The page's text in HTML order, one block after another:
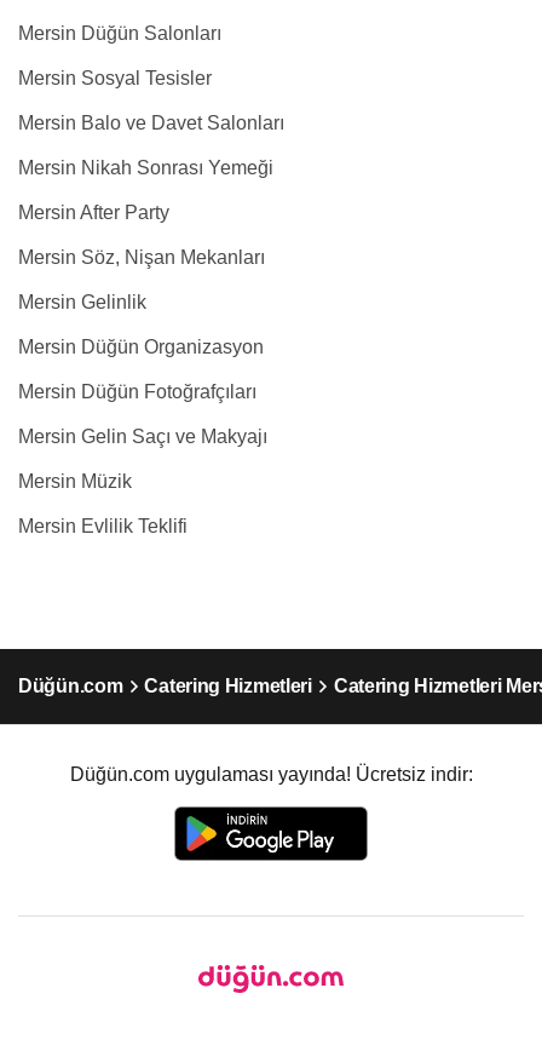
Mersin Düğün Salonları
Mersin Sosyal Tesisler
Mersin Balo ve Davet Salonları
Mersin Nikah Sonrası Yemeği
Mersin After Party
Mersin Söz, Nişan Mekanları
Mersin Gelinlik
Mersin Düğün Organizasyon
Mersin Düğün Fotoğrafçıları
Mersin Gelin Saçı ve Makyajı
Mersin Müzik
Mersin Evlilik Teklifi
Düğün.com Catering Hizmetleri Catering Hizmetleri
Düğün.com uygulaması yayında! Ücretsiz indir: